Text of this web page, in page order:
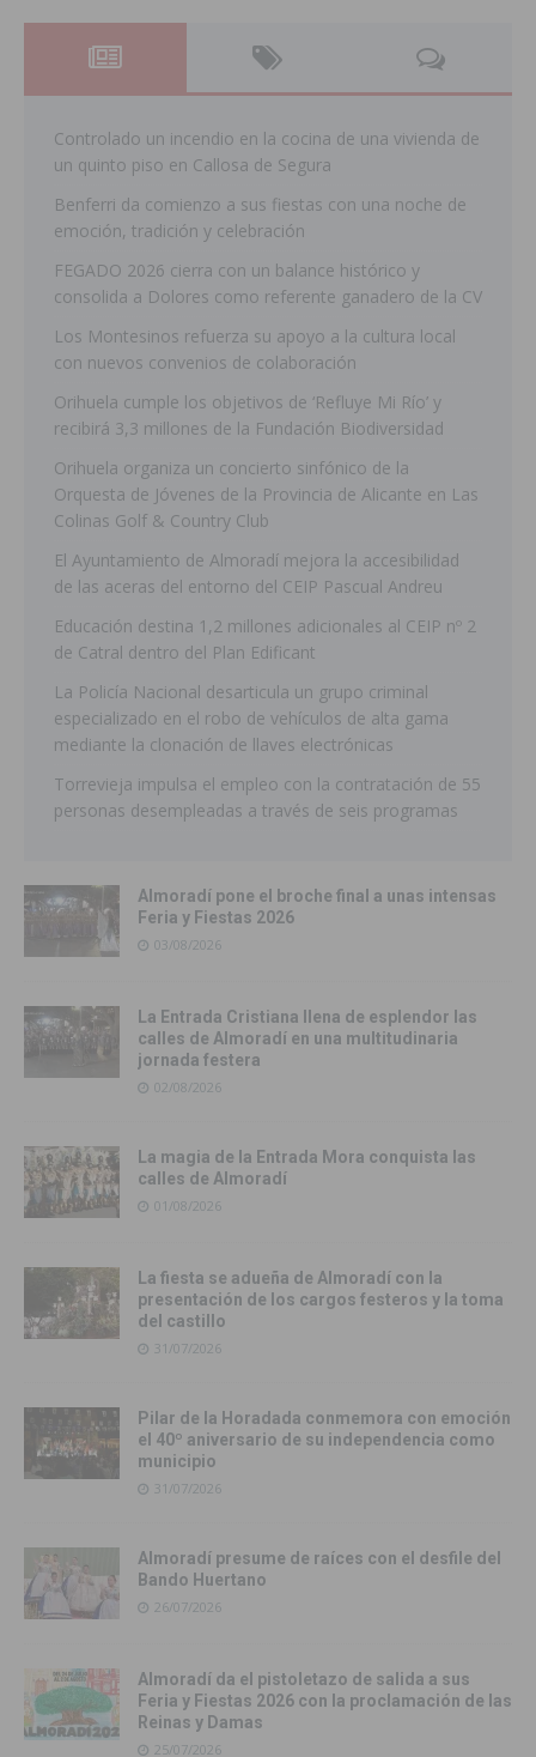
Controlado un incendio en la cocina de una vivienda de
un quinto piso en Callosa de Segura
Benferri da comienzo a sus fiestas con una noche de
emoción, tradición y celebración
FEGADO 2026 cierra con un balance histórico y
consolida a Dolores como referente ganadero de la CV
Los Montesinos refuerza su apoyo a la cultura local
con nuevos convenios de colaboración
Orihuela cumple los objetivos de ‘Refluye Mi Río’ y
recibirá 3,3 millones de la Fundación Biodiversidad
Orihuela organiza un concierto sinfónico de la
Orquesta de Jóvenes de la Provincia de Alicante en Las
Colinas Golf & Country Club
El Ayuntamiento de Almoradí mejora la accesibilidad
de las aceras del entorno del CEIP Pascual Andreu
Educación destina 1,2 millones adicionales al CEIP nº 2
de Catral dentro del Plan Edificant
La Policía Nacional desarticula un grupo criminal
especializado en el robo de vehículos de alta gama
mediante la clonación de llaves electrónicas
Torrevieja impulsa el empleo con la contratación de 55
personas desempleadas a través de seis programas
Almoradí pone el broche final a unas intensas
Feria y Fiestas 2026
03/08/2026
La Entrada Cristiana llena de esplendor las
calles de Almoradí en una multitudinaria
jornada festera
02/08/2026
La magia de la Entrada Mora conquista las
calles de Almoradí
01/08/2026
La fiesta se adueña de Almoradí con la
presentación de los cargos festeros y la toma
del castillo
31/07/2026
Pilar de la Horadada conmemora con emoción
el 40º aniversario de su independencia como
municipio
31/07/2026
Almoradí presume de raíces con el desfile del
Bando Huertano
26/07/2026
Almoradí da el pistoletazo de salida a sus
Feria y Fiestas 2026 con la proclamación de las
Reinas y Damas
25/07/2026